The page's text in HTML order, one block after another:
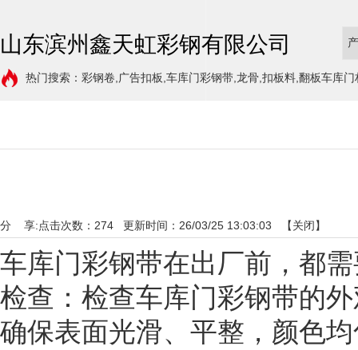
山东滨州鑫天虹彩钢有限公司
热门搜索：彩钢卷,广告扣板,车库门彩钢带,龙骨,扣板料,翻板车库
点击次数： 274 更新时间：26/03/25 13:03:03 【关闭】
分 享:
车库门彩钢带在出厂前，都
检查：检查车库门彩钢带的
确保表面光滑、平整，颜色